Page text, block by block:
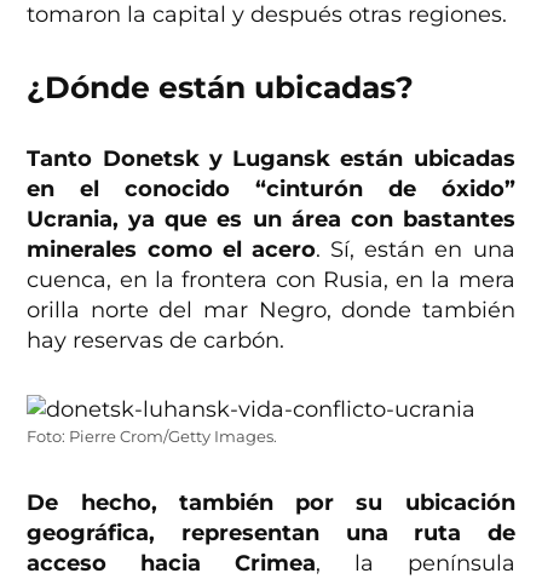
tomaron la capital y después otras regiones.
¿Dónde están ubicadas?
Tanto Donetsk y Lugansk están ubicadas
en el conocido “cinturón de óxido”
Ucrania, ya que es un área con bastantes
minerales como el acero. Sí, están en una
cuenca, en la frontera con Rusia, en la mera
orilla norte del mar Negro, donde también
hay reservas de carbón.
Foto: Pierre Crom/Getty Images.
De hecho, también por su ubicación
geográfica, representan una ruta de
acceso hacia Crimea, la península